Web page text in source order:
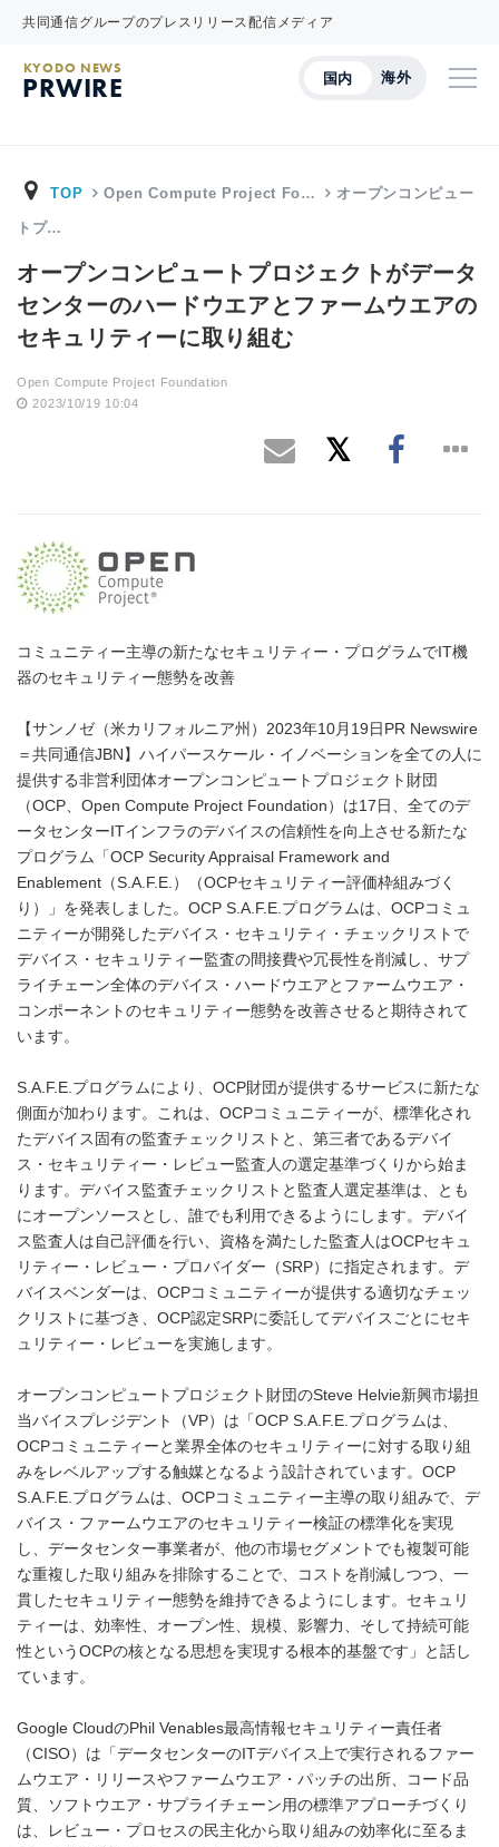
共同通信グループのプレスリリース配信メディア
国内 海外
KYODO NEWS
PRWIRE
TOP Open Compute Project Fo… オープンコンピュー
トプ…
オープンコンピュートプロジェクトがデータ
センターのハードウエアとファームウエアの
セキュリティーに取り組む
Open Compute Project Foundation
2023/10/19 10:04
コミュニティー主導の新たなセキュリティー・プログラムでIT機
器のセキュリティー態勢を改善
【サンノゼ（米カリフォルニア州）2023年10月19日PR Newswire
＝共同通信JBN】ハイパースケール・イノベーションを全ての人に
提供する非営利団体オープンコンピュートプロジェクト財団
（OCP、Open Compute Project Foundation）は17日、全てのデ
ータセンターITインフラのデバイスの信頼性を向上させる新たな
プログラム「OCP Security Appraisal Framework and
Enablement（S.A.F.E.）（OCPセキュリティー評価枠組みづく
り）」を発表しました。OCP S.A.F.E.プログラムは、OCPコミュ
ニティーが開発したデバイス・セキュリティ・チェックリストで
デバイス・セキュリティー監査の間接費や冗長性を削減し、サプ
ライチェーン全体のデバイス・ハードウエアとファームウエア・
コンポーネントのセキュリティー態勢を改善させると期待されて
います。
S.A.F.E.プログラムにより、OCP財団が提供するサービスに新たな
側面が加わります。これは、OCPコミュニティーが、標準化され
たデバイス固有の監査チェックリストと、第三者であるデバイ
ス・セキュリティー・レビュー監査人の選定基準づくりから始ま
ります。デバイス監査チェックリストと監査人選定基準は、とも
にオープンソースとし、誰でも利用できるようにします。デバイ
ス監査人は自己評価を行い、資格を満たした監査人はOCPセキュ
リティー・レビュー・プロバイダー（SRP）に指定されます。デ
バイスベンダーは、OCPコミュニティーが提供する適切なチェッ
クリストに基づき、OCP認定SRPに委託してデバイスごとにセキ
ュリティー・レビューを実施します。
オープンコンピュートプロジェクト財団のSteve Helvie新興市場担
当バイスプレジデント（VP）は「OCP S.A.F.E.プログラムは、
OCPコミュニティーと業界全体のセキュリティーに対する取り組
みをレベルアップする触媒となるよう設計されています。OCP
S.A.F.E.プログラムは、OCPコミュニティー主導の取り組みで、デ
バイス・ファームウエアのセキュリティー検証の標準化を実現
し、データセンター事業者が、他の市場セグメントでも複製可能
な重複した取り組みを排除することで、コストを削減しつつ、一
貫したセキュリティー態勢を維持できるようにします。セキュリ
ティーは、効率性、オープン性、規模、影響力、そして持続可能
性というOCPの核となる思想を実現する根本的基盤です」と話し
ています。
Google CloudのPhil Venables最高情報セキュリティー責任者
（CISO）は「データセンターのITデバイス上で実行されるファー
ムウエア・リリースやファームウエア・パッチの出所、コード品
質、ソフトウエア・サプライチェーン用の標準アプローチづくり
は、レビュー・プロセスの民主化から取り組みの効率化に至るま